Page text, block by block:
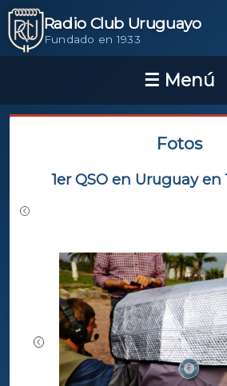
Radio Club Uruguayo
Fundado en 1933
Fotos
1er QSO en Uruguay en